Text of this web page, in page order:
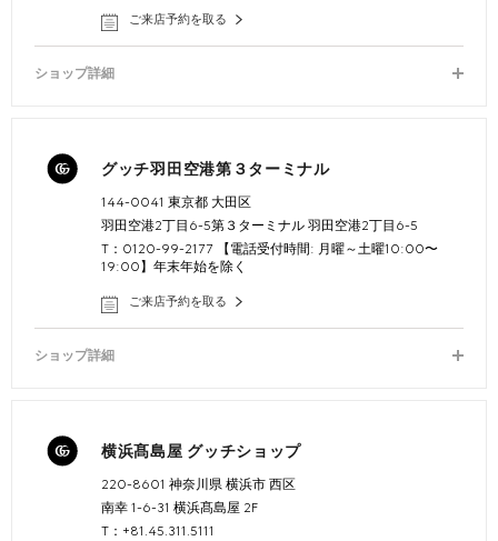
ご来店予約を取る
ショップ詳細
グッチ羽田空港第３ターミナル
144-0041 東京都 大田区
羽田空港2丁目6-5第３ターミナル 羽田空港2丁目6-5
T：0120-99-2177 【電話受付時間: 月曜～土曜10:00〜
19:00】年末年始を除く
ご来店予約を取る
ショップ詳細
横浜髙島屋 グッチショップ
220-8601 神奈川県 横浜市 西区
南幸 1-6-31 横浜髙島屋 2F
T：+81.45.311.5111